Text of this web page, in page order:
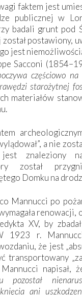
faktem jest
publicznej w
badali grunt pod
postawiony,
jest
Sacconi
częściowo
starożytnej
materiałów
a nie
jest znaleziony
został
Domku na
Mannucci po
renowacji,
XV, by
1923 r.
że jest
transportowany
Mannucci napisał,
pozostał
ani